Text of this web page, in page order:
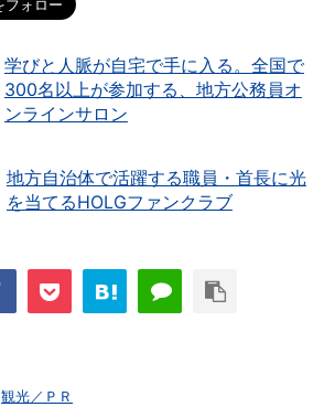
学びと人脈が自宅で手に入る。全国で
300名以上が参加する、地方公務員オ
ンラインサロン
地方自治体で活躍する職員・首長に光
を当てるHOLGファンクラブ
観光／ＰＲ